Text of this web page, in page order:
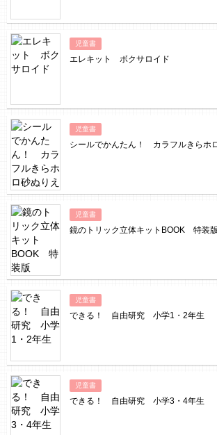
児童書
エレキット ボクサロイド
児童書
シールでかんたん！ カラフルきらホ
児童書
鏡のトリック立体キットBOOK 特装版
児童書
できる！ 自由研究 小学1・2年生
児童書
できる！ 自由研究 小学3・4年生